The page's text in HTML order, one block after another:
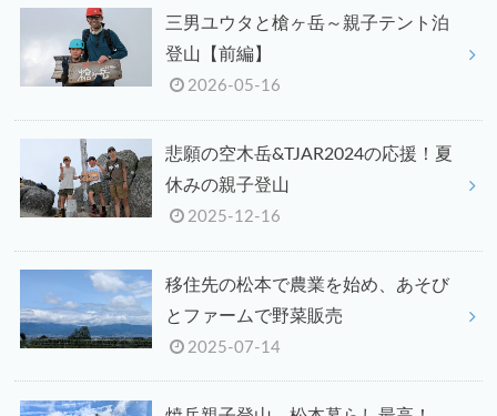
三男ユウタと槍ヶ岳～親子テント泊
登山【前編】
2026-05-16
悲願の空木岳&TJAR2024の応援！夏
休みの親子登山
2025-12-16
移住先の松本で農業を始め、あそび
とファームで野菜販売
2025-07-14